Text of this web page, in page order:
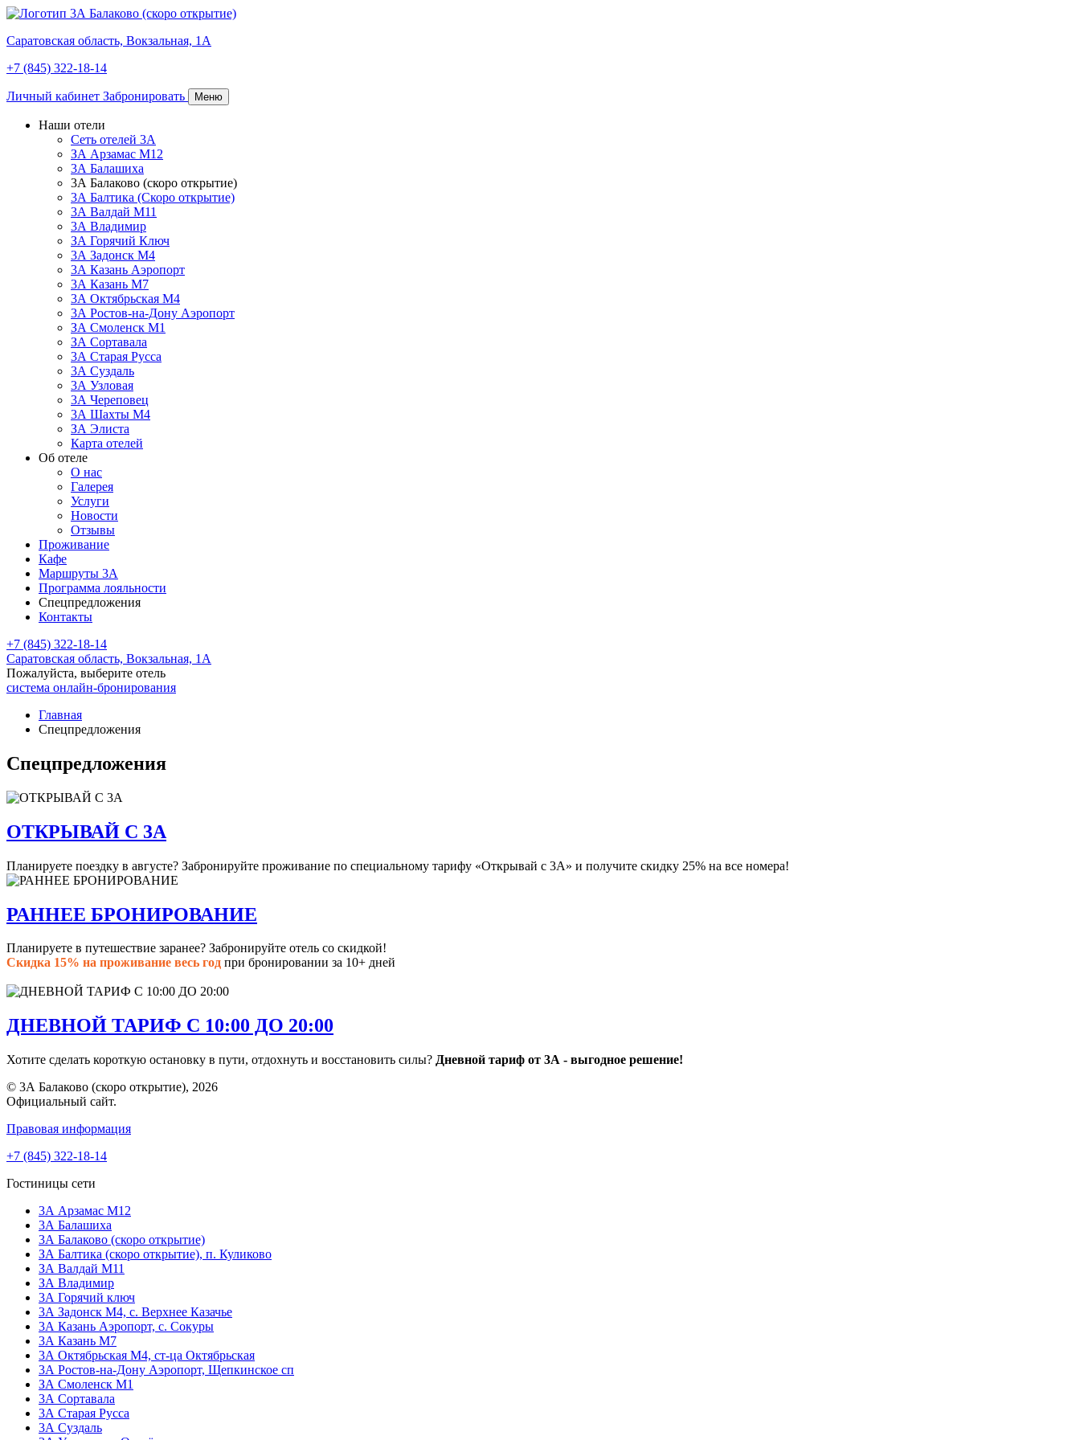
Саратовская область, Вокзальная, 1А
+7 (845) 322-18-14
Личный кабинет Забронировать Меню
Наши отели
Сеть отелей 3А
ЗА Арзамас М12
3А Балашиха
3А Балаково (скоро открытие)
3А Балтика (Скоро открытие)
3А Валдай М11
3А Владимир
ЗА Горячий Ключ
3А Задонск М4
3А Казань Аэропорт
3А Казань M7
3А Октябрьская М4
3А Ростов-на-Дону Аэропорт
ЗА Смоленск М1
ЗА Сортавала
3А Старая Русса
3А Суздаль
3А Узловая
3А Череповец
3А Шахты М4
ЗА Элиста
Карта отелей
Об отеле
О нас
Галерея
Услуги
Новости
Отзывы
Проживание
Кафе
Маршруты 3А
Программа лояльности
Спецпредложения
Контакты
+7 (845) 322-18-14
Саратовская область, Вокзальная, 1А
Пожалуйста, выберите отель
система онлайн-бронирования
Главная
Спецпредложения
Спецпредложения
ОТКРЫВАЙ С 3А
Планируете поездку в августе? Забронируйте проживание по специальному тарифу «Открывай с 3А» и получите скидку 25% на все номера!
РАННЕЕ БРОНИРОВАНИЕ
Планируете в путешествие заранее? Забронируйте отель со скидкой!
Скидка 15% на проживание весь год при бронировании за 10+ дней
ДНЕВНОЙ ТАРИФ С 10:00 ДО 20:00
Хотите сделать короткую остановку в пути, отдохнуть и восстановить силы? Дневной тариф от 3А - выгодное решение!
© 3А Балаково (скоро открытие), 2026
Официальный сайт.
Правовая информация
+7 (845) 322-18-14
Гостиницы сети
3А Арзамас М12
3А Балашиха
3А Балаково (скоро открытие)
ЗА Балтика (скоро открытие), п. Куликово
ЗА Валдай M11
ЗА Владимир
3А Горячий ключ
3А Задонск М4, с. Верхнее Казачье
3А Казань Аэропорт, с. Сокуры
3А Казань М7
3А Октябрьская М4, ст-ца Октябрьская
3А Ростов-на-Дону Аэропорт, Щепкинское сп
ЗА Смоленск М1
3А Сортавала
3А Старая Русса
3А Суздаль